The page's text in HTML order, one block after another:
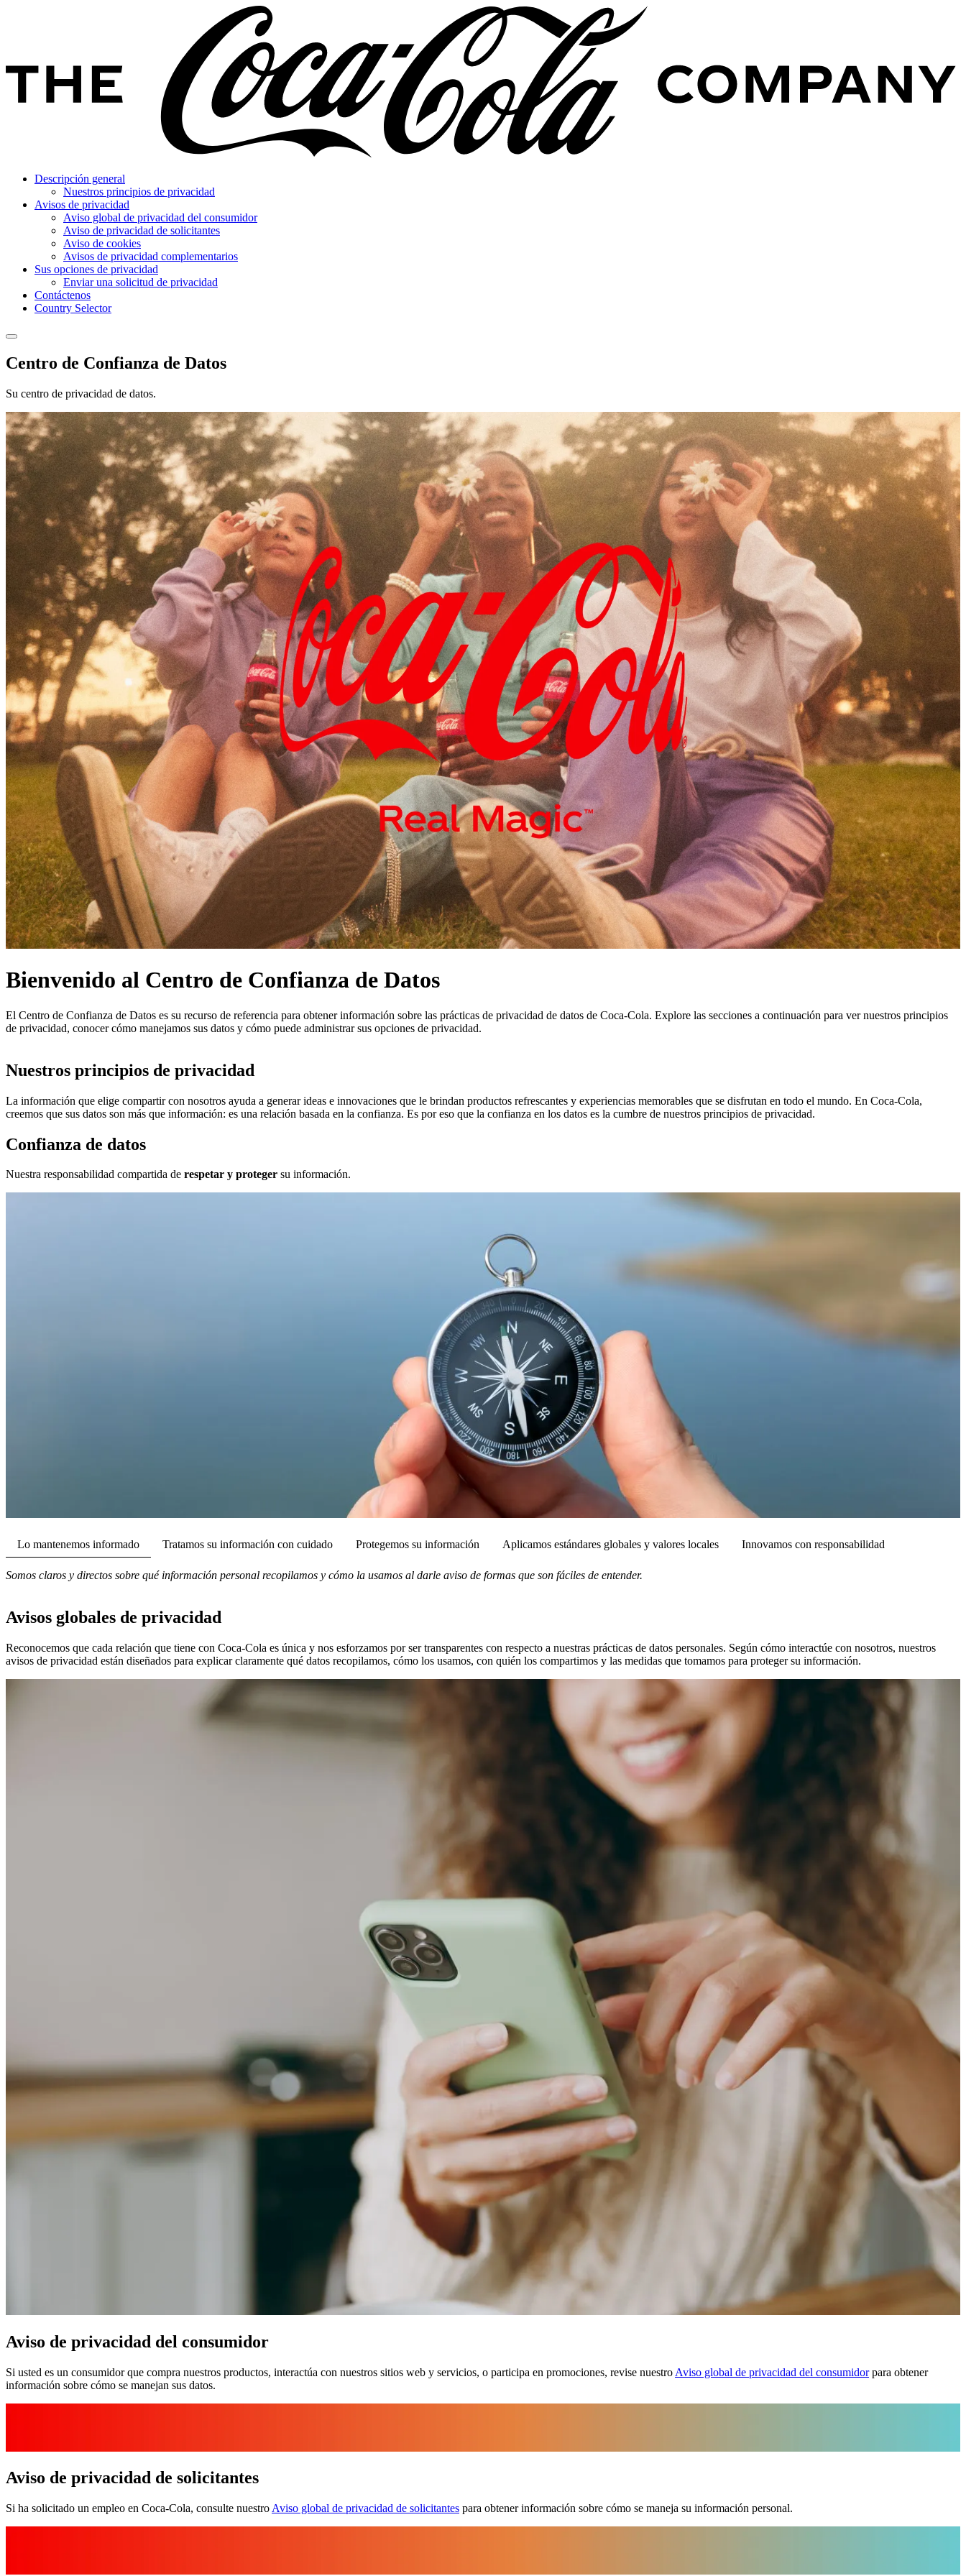
Descripción general
Nuestros principios de privacidad
Avisos de privacidad
Aviso global de privacidad del consumidor
Aviso de privacidad de solicitantes
Aviso de cookies
Avisos de privacidad complementarios
Sus opciones de privacidad
Enviar una solicitud de privacidad
Contáctenos
Country Selector
Centro de Confianza de Datos
Su centro de privacidad de datos.
Bienvenido al Centro de Confianza de Datos
El Centro de Confianza de Datos es su recurso de referencia para obtener información sobre las prácticas de privacidad de datos de Coca‑Cola. Explore las secciones a continuación para ver nuestros principios
de privacidad, conocer cómo manejamos sus datos y cómo puede administrar sus opciones de privacidad.
Nuestros principios de privacidad
La información que elige compartir con nosotros ayuda a generar ideas e innovaciones que le brindan productos refrescantes y experiencias memorables que se disfrutan en todo el mundo. En Coca‑Cola,
creemos que sus datos son más que información: es una relación basada en la confianza. Es por eso que la confianza en los datos es la cumbre de nuestros principios de privacidad.
Confianza de datos
Nuestra responsabilidad compartida de respetar y proteger su información.
Lo mantenemos informado Tratamos su información con cuidado Protegemos su información Aplicamos estándares globales y valores locales Innovamos con responsabilidad
Somos claros y directos sobre qué información personal recopilamos y cómo la usamos al darle aviso de formas que son fáciles de entender.
Avisos globales de privacidad
Reconocemos que cada relación que tiene con Coca‑Cola es única y nos esforzamos por ser transparentes con respecto a nuestras prácticas de datos personales. Según cómo interactúe con nosotros, nuestros
avisos de privacidad están diseñados para explicar claramente qué datos recopilamos, cómo los usamos, con quién los compartimos y las medidas que tomamos para proteger su información.
Aviso de privacidad del consumidor
Si usted es un consumidor que compra nuestros productos, interactúa con nuestros sitios web y servicios, o participa en promociones, revise nuestro Aviso global de privacidad del consumidorpara obtener
información sobre cómo se manejan sus datos.
Aviso de privacidad de solicitantes
Si ha solicitado un empleo en Coca‑Cola, consulte nuestro Aviso global de privacidad de solicitantes para obtener información sobre cómo se maneja su información personal.